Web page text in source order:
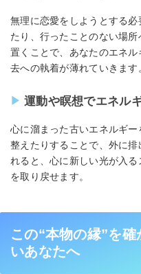
無理に恋愛をしようとする
たり、行ったことのない場
置くことで、あなたのエネ
去への執着が薄れていきます
運動や瞑想でエネル
心に溜まった古いエネルギ
整えたりすることで、外に
れると、心に新しい光が入
を取り戻せます。
この“本物の縁”を
いあなたへ